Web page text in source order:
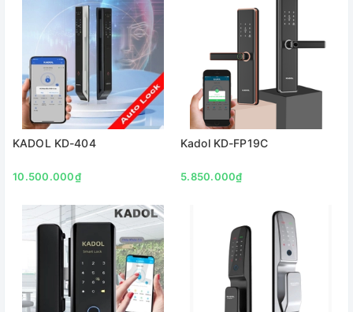
KADOL KD-404
10.500.000₫
Kadol KD-FP19C
5.850.000₫